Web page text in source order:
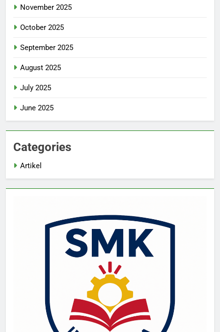
November 2025
October 2025
September 2025
August 2025
July 2025
June 2025
Categories
Artikel